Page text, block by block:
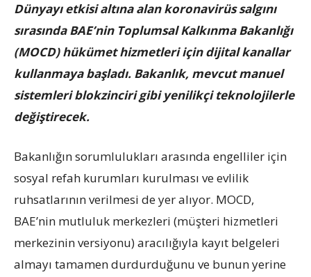
Dünyayı etkisi altına alan koronavirüs salgını
sırasında BAE’nin Toplumsal Kalkınma Bakanlığı
(MOCD) hükümet hizmetleri için dijital kanallar
kullanmaya başladı. Bakanlık, mevcut manuel
sistemleri blokzinciri gibi yenilikçi teknolojilerle
değiştirecek.
Bakanlığın sorumlulukları arasında engelliler için
sosyal refah kurumları kurulması ve evlilik
ruhsatlarının verilmesi de yer alıyor. MOCD,
BAE’nin mutluluk merkezleri (müşteri hizmetleri
merkezinin versiyonu) aracılığıyla kayıt belgeleri
almayı tamamen durdurduğunu ve bunun yerine